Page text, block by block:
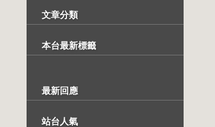
文章分類
本台最新標籤
最新回應
站台人氣